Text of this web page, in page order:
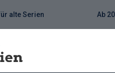
alte Serien Ab